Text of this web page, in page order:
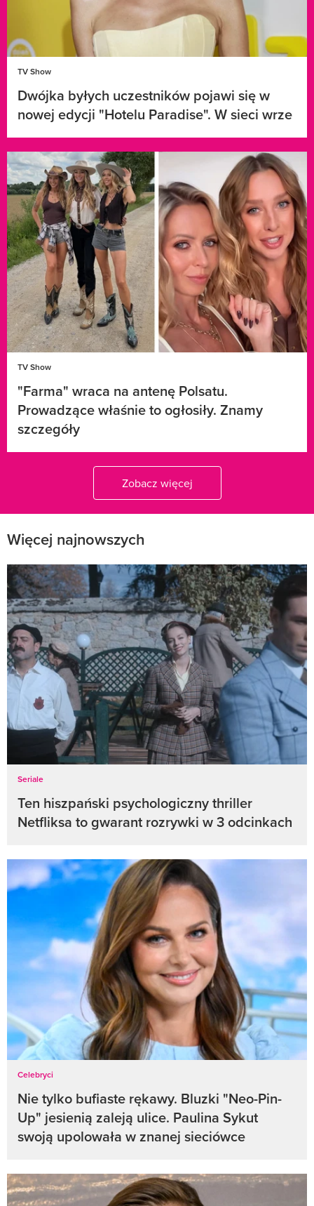
TV Show
Dwójka byłych uczestników pojawi się w
nowej edycji "Hotelu Paradise". W sieci wrze
TV Show
"Farma" wraca na antenę Polsatu.
Prowadzące właśnie to ogłosiły. Znamy
szczegóły
Zobacz więcej
Więcej najnowszych
Seriale
Ten hiszpański psychologiczny thriller
Netfliksa to gwarant rozrywki w 3 odcinkach
Celebryci
Nie tylko bufiaste rękawy. Bluzki "Neo-Pin-
Up" jesienią zaleją ulice. Paulina Sykut
swoją upolowała w znanej sieciówce